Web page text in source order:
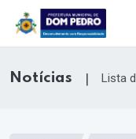
Notícias | Lista